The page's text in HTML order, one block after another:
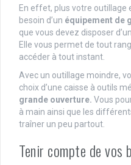
En effet, plus votre outillage
besoin d’un équipement de
que vous devez disposer
Elle vous permet de tout
accéder à tout instant.
Avec un outillage moindre,
choix d’une caisse à outils
grande ouverture. Vous
à main ainsi que les
traîner un peu partout.
Tenir compte de